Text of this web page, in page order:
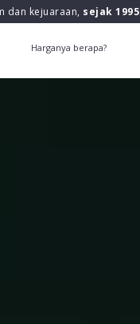
dan kejuaraan, sejak 1995
Harganya berapa?